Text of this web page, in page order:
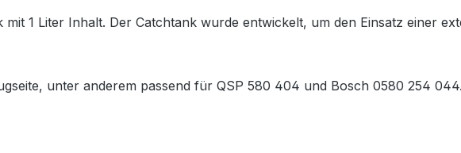
1 Liter Inhalt. Der Catchtank wurde entwickelt, um den Einsatz einer
unter anderem passend für QSP 580 404 und Bosch 0580 254 044.